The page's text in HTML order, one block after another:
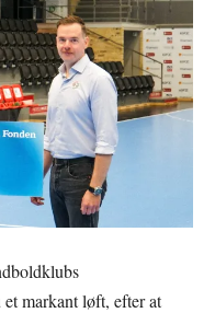
markant løft, efter at